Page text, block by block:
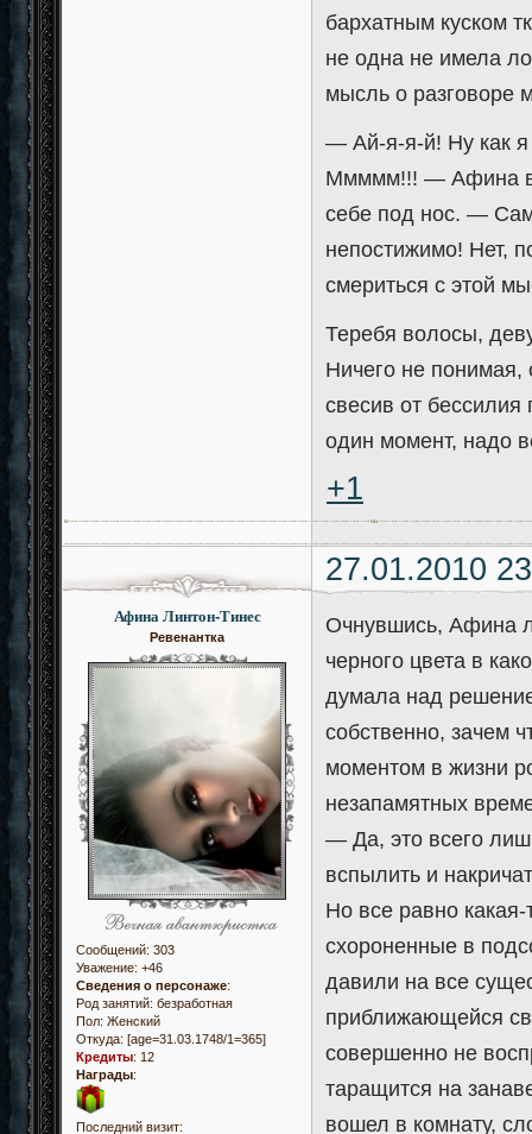
бархатным куском
не одна не имела
мысль о разговоре
— Ай-я-я-й! Ну как я
Ммммм!!! — Афина
себе под нос. —
непостижимо! Нет,
смериться с этой
Теребя волосы,
Ничего не понимая,
свесив от
один момент, надо
+1
27.01.2010
Афина Линтон-Тинес
Ревенантка
Сообщений: 303
Уважение: +46
Сведения о персонаже:
Род занятий: безработная
Пол: Женский
Откуда: [age=31.03.1748/1=365]
Кредиты: 12
Награды:
Последний визит:
Очнувшись, Афина
черного цвета в
думала над
собственно, зачем
моментом в жизни
незапамятных
— Да, это всего
вспылить и
Но все равно
схороненные в
давили на все
приближающейся
совершенно не
таращится на
вошел в комнату,